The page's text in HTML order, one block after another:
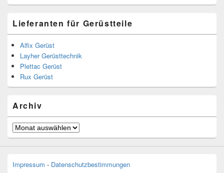
Lieferanten für Gerüstteile
Alfix Gerüst
Layher Gerüsttechnik
Plettac Gerüst
Rux Gerüst
Archiv
Archiv
Impressum - Datenschutzbestimmungen